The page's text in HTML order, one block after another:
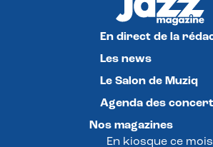
En direct de la
Les news
Le Salon de Muziq
Agenda des
Nos magazines
En kiosque ce